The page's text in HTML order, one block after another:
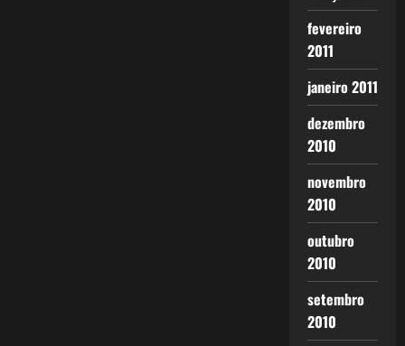
fevereiro
2011
janeiro 2011
dezembro
2010
novembro
2010
outubro
2010
setembro
2010